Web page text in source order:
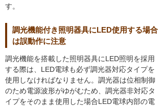
す。
調光機能付き照明器具にLED使用する場合
は誤動作に注意
調光機能を搭載した照明器具にLED照明を採用
する際は、LED電球も必ず調光器対応タイプを
使用しなければなりません。調光器は位相制御
のため電源波形がゆがむため、調光器非対応タ
イプをそのまま使用した場合LED電球内部の電